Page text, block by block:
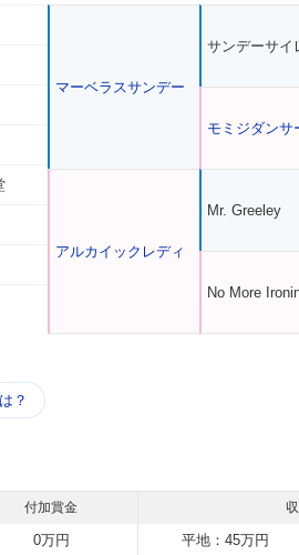
マーベラスサンデー
アルカイックレディ
サンデーサイ
モミジダンサ
Mr. Greeley
No More
？
付加賞金
0万円 平地：45万円